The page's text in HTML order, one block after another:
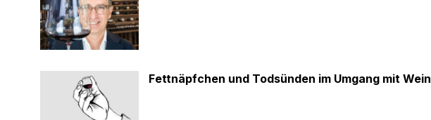
Fettnäpfchen und Todsünden im Umgang mit Wein